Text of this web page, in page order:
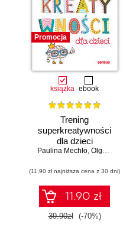
Promocja
książka ebook
Trening
superkreatywności
dla dzieci
Paulina Mechło, Olga Geppert
(11,90 zł najniższa cena z 30 dni)
11.90 zł
39.90zł (-70%)